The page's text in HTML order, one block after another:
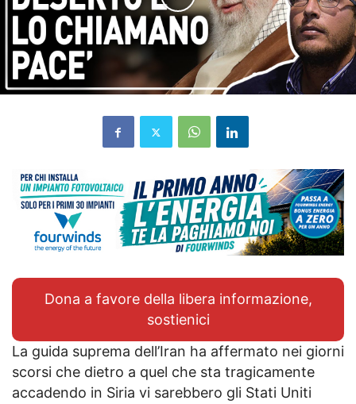
Dona a favore della libera informazione,
sostienici
La guida suprema dell’Iran ha affermato nei giorni
scorsi che dietro a quel che sta tragicamente
accadendo in Siria vi sarebbero gli Stati Uniti